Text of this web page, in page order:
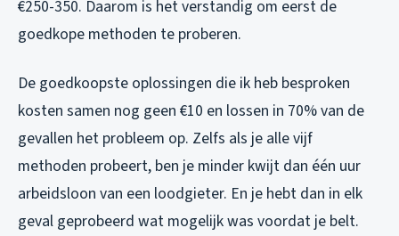
€250-350. Daarom is het verstandig om eerst de
goedkope methoden te proberen.
De goedkoopste oplossingen die ik heb besproken
kosten samen nog geen €10 en lossen in 70% van de
gevallen het probleem op. Zelfs als je alle vijf
methoden probeert, ben je minder kwijt dan één uur
arbeidsloon van een loodgieter. En je hebt dan in elk
geval geprobeerd wat mogelijk was voordat je belt.